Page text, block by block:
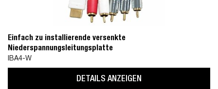
Einfach zu installierende versenkte
Niederspannungsleitungsplatte
IBA4-W
DETAILS ANZEIGEN